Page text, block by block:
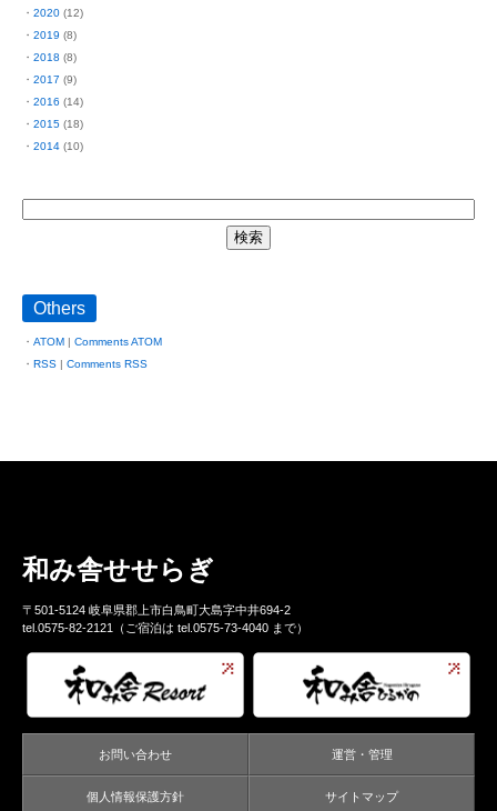
2020 (12)
2019 (8)
2018 (8)
2017 (9)
2016 (14)
2015 (18)
2014 (10)
Others
ATOM | Comments ATOM
RSS | Comments RSS
和み舎せせらぎ
〒501-5124 岐阜県郡上市白鳥町大島字中井694-2
tel.0575-82-2121（ご宿泊は tel.0575-73-4040 まで）
お問い合わせ 運営・管理
個人情報保護方針 サイトマップ